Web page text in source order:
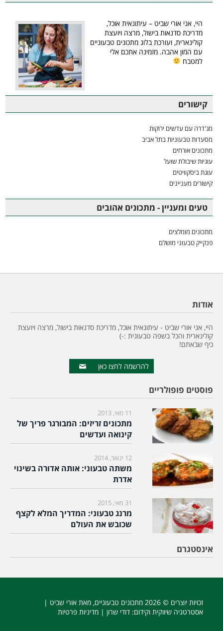
היי, אני אורי שביט – עיתונאית אוכל,
מדריכת סדנאות בישול, מרצה ויועצת
קולינארית, ועורכת בלוג מתכונים טבעוניים
עם המון אהבה. מזמינה אתכם אלי
למטבח
קישורים
מג'דרה עם עדשים ירוקות
מסעדות טבעוניות בתל אביב
מתכונים אורחים
עוגיות שיבולת שועל
עוגת ביסקוויטים
קישורים מעניינים
טעים ומעניין - מתכונים אהובים
מתכונים מומלצים
פנקייק טבעוני מושלם
אודות
היי, אני אורי שביט - עיתונאית אוכל, מדריכת סדנאות בישול, מרצה ויועצת
קולינארית והכל בשפה טבעונית :-)
כיף שבאתם!
להרשמה לחצו כאן
פוסטים פופולריים
11 מאי, 2013
מתכונים זריזים: המבורגר פריך של
קינואה ועדשים
12 ינואר, 2014
משתה טבעוני: אותה אדורה בשינוי
אדרת
31 מאי, 2015
מרנג טבעוני: המדריך המלא לקצף
שכובש את העולם
אינסטגרם
זכויות יוצרים © 2026 מתכונים טבעוניים, מאת אורי שביט |
אסטרטגיה שיווקית וקידום: דודי שרון | מדיניות פרטיות